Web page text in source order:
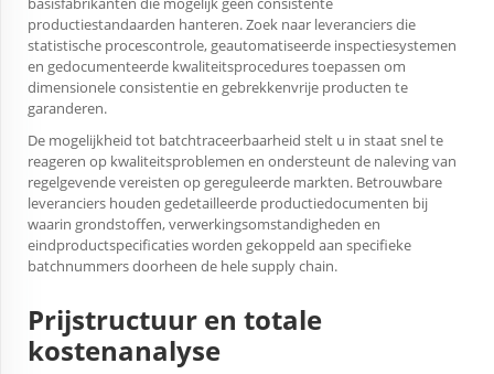
productiestandaarden hanteren. Zoek naar leveranciers die
statistische procescontrole, geautomatiseerde inspectiesystemen
en gedocumenteerde kwaliteitsprocedures toepassen om
dimensionele consistentie en gebrekkenvrije producten te
garanderen.
De mogelijkheid tot batchtraceerbaarheid stelt u in staat snel te
reageren op kwaliteitsproblemen en ondersteunt de naleving van
regelgevende vereisten op gereguleerde markten. Betrouwbare
leveranciers houden gedetailleerde productiedocumenten bij
waarin grondstoffen, verwerkingsomstandigheden en
eindproductspecificaties worden gekoppeld aan specifieke
batchnummers doorheen de hele supply chain.
Prijstructuur en totale
kostenanalyse